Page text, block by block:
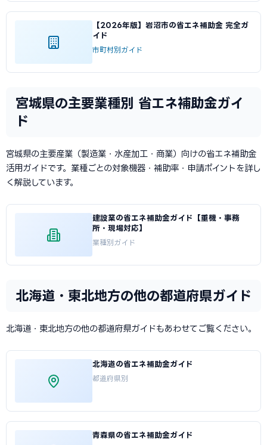
【2026年版】岩沼市の省エネ補助金 完全ガ
イド
市町村別ガイド
宮城県の主要業種別 省エネ補助金ガイ
ド
宮城県の主要産業（製造業・水産加工・商業）向けの省エネ補助金
活用ガイドです。業種ごとの対象機器・補助率・申請ポイントを詳し
く解説しています。
建設業の省エネ補助金ガイド【重機・事務
所・現場対応】
業種別ガイド
北海道・東北地方の他の都道府県ガイド
北海道・東北地方の他の都道府県ガイドもあわせてご覧ください。
北海道の省エネ補助金ガイド
都道府県別
青森県の省エネ補助金ガイド